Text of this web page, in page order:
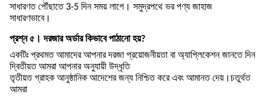
সাধারণত পৌঁছাতে 3-5 দিন সময় লাগে। সমুদ্রপথে ভর পণ্য জাহাজ
সাধারণভাবে।
প্রশ্ন ৫। দরজার অর্ডার কিভাবে পাঠানো হয়?
একটিঃ প্রথমত আমাদের আপনার দরজা প্রয়োজনীয়তা বা অ্যাপ্লিকেশন জানতে দিন
দ্বিতীয়ত আমরা আপনার অনুযায়ী উদ্ধৃতি
তৃতীয়ত গ্রাহক আনুষ্ঠানিক আদেশের জন্য নিশ্চিত করে এবং আমানত দেয়।চতুর্থত
আমরা